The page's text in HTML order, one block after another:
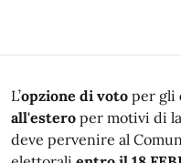
Descrizione
L’opzione di voto per gli
all'estero per motivi di
deve pervenire al